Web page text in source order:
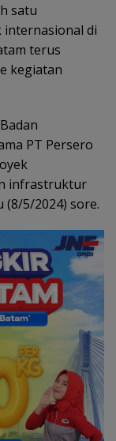
satu
di
terus
kegiatan
PT Persero
infrastruktur
(8/5/2024) sore.